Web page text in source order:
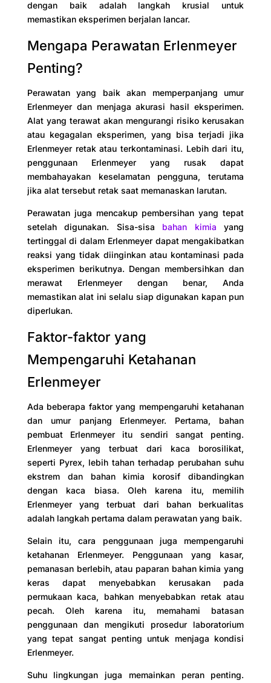
dengan baik adalah langkah krusial untuk
memastikan eksperimen berjalan lancar.
Mengapa Perawatan Erlenmeyer
Penting?
Perawatan yang baik akan memperpanjang umur
Erlenmeyer dan menjaga akurasi hasil eksperimen.
Alat yang terawat akan mengurangi risiko kerusakan
atau kegagalan eksperimen, yang bisa terjadi jika
Erlenmeyer retak atau terkontaminasi. Lebih dari itu,
penggunaan Erlenmeyer yang rusak dapat
membahayakan keselamatan pengguna, terutama
jika alat tersebut retak saat memanaskan larutan.
Perawatan juga mencakup pembersihan yang tepat
setelah digunakan. Sisa-sisa bahan kimia yang
tertinggal di dalam Erlenmeyer dapat mengakibatkan
reaksi yang tidak diinginkan atau kontaminasi pada
eksperimen berikutnya. Dengan membersihkan dan
merawat Erlenmeyer dengan benar, Anda
memastikan alat ini selalu siap digunakan kapan pun
diperlukan.
Faktor-faktor yang
Mempengaruhi Ketahanan
Erlenmeyer
Ada beberapa faktor yang mempengaruhi ketahanan
dan umur panjang Erlenmeyer. Pertama, bahan
pembuat Erlenmeyer itu sendiri sangat penting.
Erlenmeyer yang terbuat dari kaca borosilikat,
seperti Pyrex, lebih tahan terhadap perubahan suhu
ekstrem dan bahan kimia korosif dibandingkan
dengan kaca biasa. Oleh karena itu, memilih
Erlenmeyer yang terbuat dari bahan berkualitas
adalah langkah pertama dalam perawatan yang baik.
Selain itu, cara penggunaan juga mempengaruhi
ketahanan Erlenmeyer. Penggunaan yang kasar,
pemanasan berlebih, atau paparan bahan kimia yang
keras dapat menyebabkan kerusakan pada
permukaan kaca, bahkan menyebabkan retak atau
pecah. Oleh karena itu, memahami batasan
penggunaan dan mengikuti prosedur laboratorium
yang tepat sangat penting untuk menjaga kondisi
Erlenmeyer.
Suhu lingkungan juga memainkan peran penting.